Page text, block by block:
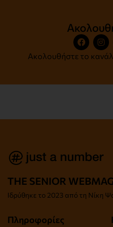
Ακολουθήστε το
THE SENIOR
Iδρύθηκε το 2023 από τη Νίκη
Πληροφορίες